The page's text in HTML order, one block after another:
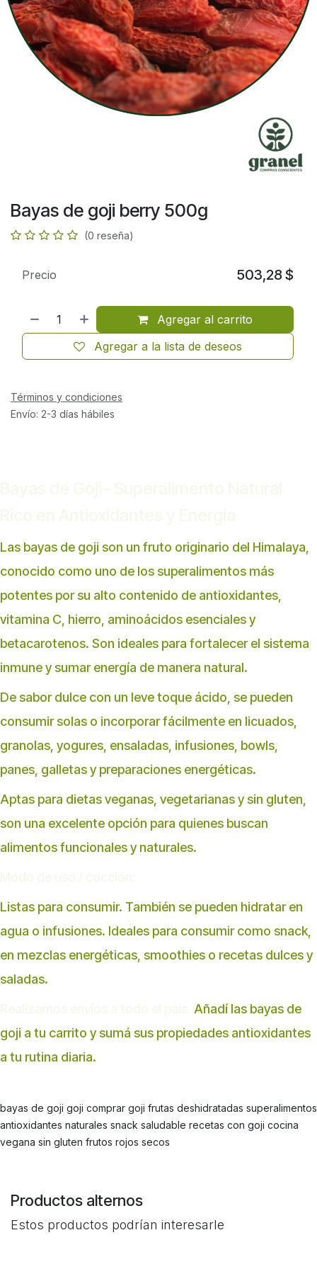
Bayas de goji berry 500g
(0 reseña)
Agregar al carrito
Agregar a la lista de deseos
Precio 503,28$
Términos y condiciones
Envío: 2-3 días hábiles
Las bayas de goji son un fruto originario del Himalaya,
conocido como uno de los superalimentos más
potentes por su alto contenido de antioxidantes,
vitamina C, hierro, aminoácidos esenciales y
betacarotenos. Son ideales para fortalecer el sistema
inmune y sumar energía de manera natural.
De sabor dulce con un leve toque ácido, se pueden
consumir solas o incorporar fácilmente en licuados,
granolas, yogures, ensaladas, infusiones, bowls,
panes, galletas y preparaciones energéticas.
Aptas para dietas veganas, vegetarianas y sin gluten,
son una excelente opción para quienes buscan
alimentos funcionales y naturales.
Listas para consumir. También se pueden hidratar en
agua o infusiones. Ideales para consumir como snack,
en mezclas energéticas, smoothies o recetas dulces y
saladas.
Añadí las bayas de
goji a tu carrito y sumá sus propiedades antioxidantes
a tu rutina diaria.
bayas de goji goji comprar goji frutas deshidratadas superalimentos
antioxidantes naturales snack saludable recetas con goji cocina
vegana sin gluten frutos rojos secos
Productos alternos
Estos productos podrían interesarle